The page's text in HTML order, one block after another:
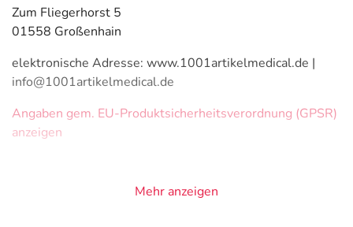
Zum Fliegerhorst 5
01558 Großenhain
elektronische Adresse: www.1001artikelmedical.de |
info@1001artikelmedical.de
Angaben gem. EU-Produktsicherheitsverordnung (GPSR)
anzeigen
Mehr anzeigen